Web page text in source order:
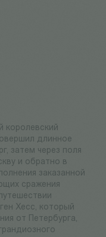
королевский
длинное
затем через поля
и обратно в
заказанной
сражения
Хесс, который
от Петербурга,